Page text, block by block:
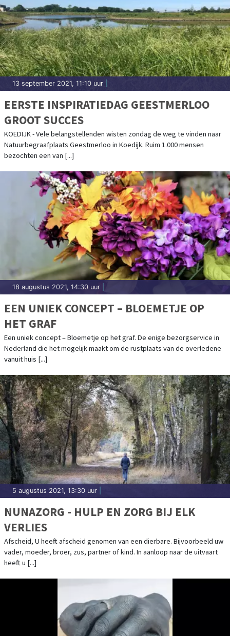
13 september 2021, 11:10 uur
EERSTE INSPIRATIEDAG GEESTMERLOO
GROOT SUCCES
KOEDIJK - Vele belangstellenden wisten zondag de weg te vinden naar
Natuurbegraafplaats Geestmerloo in Koedijk. Ruim 1.000 mensen
bezochten een van [...]
18 augustus 2021, 14:30 uur
EEN UNIEK CONCEPT – BLOEMETJE OP
HET GRAF
Een uniek concept – Bloemetje op het graf. De enige bezorgservice in
Nederland die het mogelijk maakt om de rustplaats van de overledene
vanuit huis [...]
5 augustus 2021, 13:30 uur
NUNAZORG - HULP EN ZORG BIJ ELK
VERLIES
Afscheid, U heeft afscheid genomen van een dierbare. Bijvoorbeeld uw
vader, moeder, broer, zus, partner of kind. In aanloop naar de uitvaart
heeft u [...]